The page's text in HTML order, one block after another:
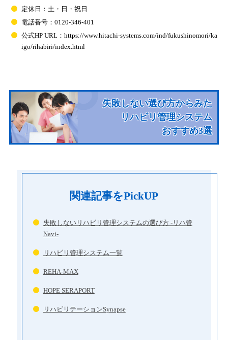
定休日：土・日・祝日
電話番号：0120-346-401
公式HP URL：https://www.hitachi-systems.com/ind/fukushinomori/ka
igo/rihabiri/index.html
失敗しない選び方からみた
リハビリ管理システム
おすすめ3選
関連記事をPickUP
失敗しないリハビリ管理システムの選び方 -リハ管
Navi-
リハビリ管理システム一覧
REHA-MAX
HOPE SERAPORT
リハビリテーションSynapse